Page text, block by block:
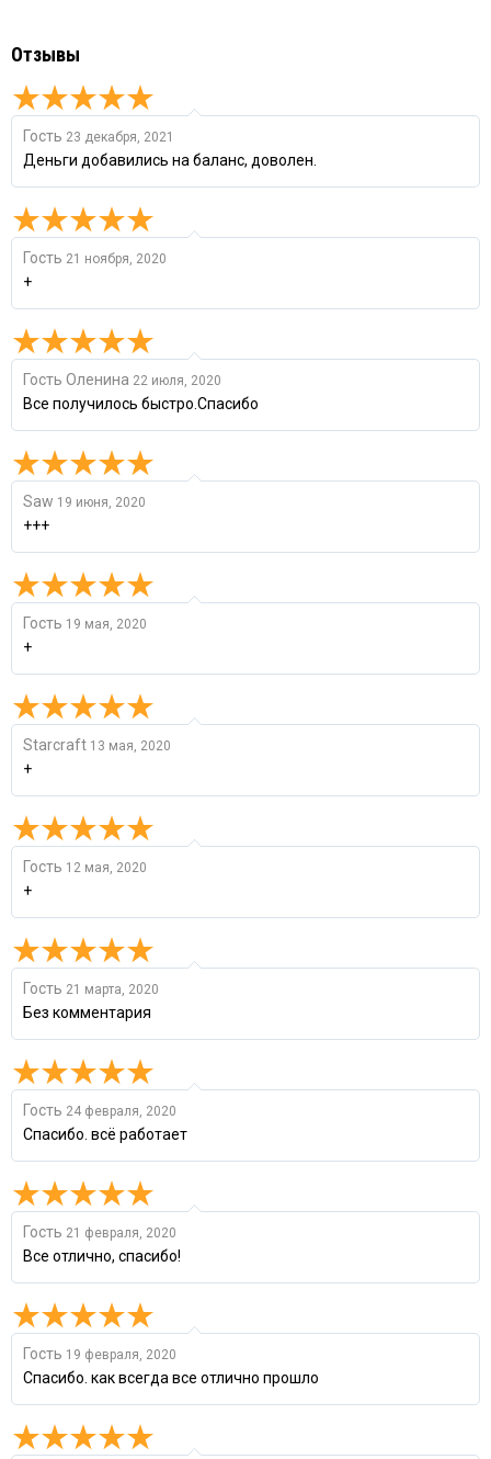
Отзывы
Гость 23 декабря, 2021
Деньги добавились на баланс, доволен.
Гость 21 ноября, 2020
+
Гость Оленина 22 июля, 2020
Все получилось быстро.Спасибо
Saw 19 июня, 2020
+++
Гость 19 мая, 2020
+
Starcraft 13 мая, 2020
+
Гость 12 мая, 2020
+
Гость 21 марта, 2020
Без комментария
Гость 24 февраля, 2020
Спасибо. всё работает
Гость 21 февраля, 2020
Все отлично, спасибо!
Гость 19 февраля, 2020
Спасибо. как всегда все отлично прошло